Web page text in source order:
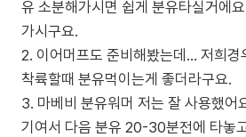
유 소분해가시면 쉽게 분유타실거에
가시구요.
2. 이어머프도 준비해봤는데… 저희경
착륙할때 분유먹이는게 좋더라구요.
3. 마베비 분유워머 저는 잘 사용했어
기여서 다음 분유 20-30분전에 타놓